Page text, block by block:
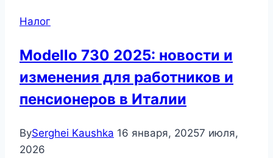
Налог
Modello 730 2025: новости и
изменения для работников и
пенсионеров в Италии
BySerghei Kaushka 16 января, 20257 июля,
2026